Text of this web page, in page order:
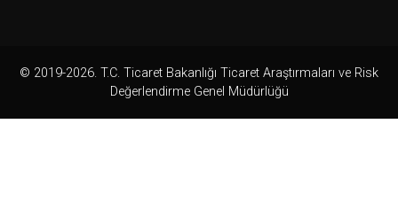
© 2019-2026. T.C. Ticaret Bakanlığı Ticaret Araştırmaları ve Risk
Değerlendirme Genel Müdürlüğü